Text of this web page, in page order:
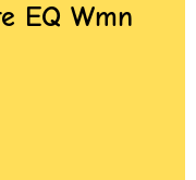
EQ Wmn